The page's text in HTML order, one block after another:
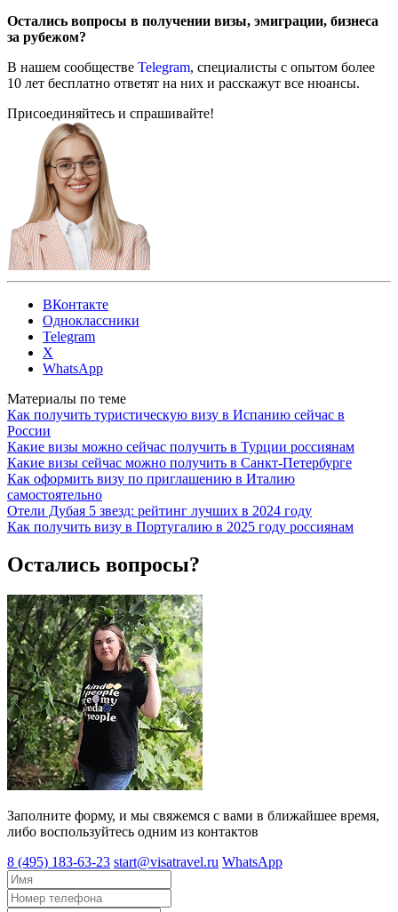
Остались вопросы в получении визы, эмиграции, бизнеса
за рубежом?
В нашем сообществе Telegram, специалисты с опытом более
10 лет бесплатно ответят на них и расскажут все нюансы.
Присоединяйтесь и спрашивайте!
ВКонтакте
Одноклассники
Telegram
X
WhatsApp
Материалы по теме
Как получить туристическую визу в Испанию сейчас в
России
Какие визы можно сейчас получить в Турции россиянам
Какие визы сейчас можно получить в Санкт-Петербурге
Как оформить визу по приглашению в Италию
самостоятельно
Отели Дубая 5 звезд: рейтинг лучших в 2024 году
Как получить визу в Португалию в 2025 году россиянам
Остались вопросы?
Заполните форму, и мы свяжемся с вами в ближайшее время,
либо воспользуйтесь одним из контактов
8 (495) 183-63-23 start@visatravel.ru WhatsApp